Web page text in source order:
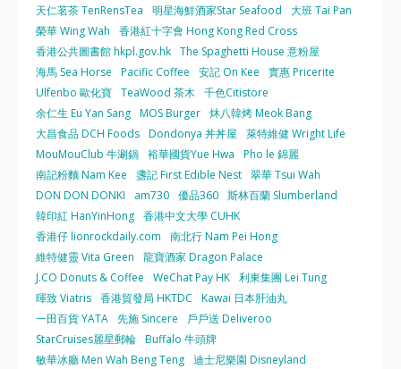
天仁茗茶 TenRensTea 明星海鮮酒家Star Seafood
大班 Tai Pan
榮華 Wing Wah
香港紅十字會 Hong Kong Red Cross
香港公共圖書館 hkpl.gov.hk The Spaghetti House 意粉屋
海馬 Sea Horse
Pacific Coffee 安記 On Kee
實惠 Pricerite
Ulfenbo 歐化寶 TeaWood 茶木 千色Citistore
余仁生 Eu Yan Sang MOS Burger 炑八韓烤 Meok Bang
大昌食品 DCH Foods Dondonya 丼丼屋
萊特維健 Wright Life
MouMouClub 牛涮鍋 裕華國貨Yue Hwa
Pho le 錦麗
南記粉麵 Nam Kee
盞記 First Edible Nest 翠華 Tsui Wah
DON DON DONKI
am730 優品360 斯林百蘭 Slumberland
韓印紅 HanYinHong 香港中文大學 CUHK
香港仔 lionrockdaily.com
南北行 Nam Pei Hong
維特健靈 Vita Green
龍寶酒家 Dragon Palace
J.CO Donuts & Coffee
WeChat Pay HK 利東集團 Lei Tung
暉致 Viatris 香港貿發局 HKTDC
Kawai 日本肝油丸
一田百貨 YATA 先施 Sincere
戶戶送 Deliveroo
StarCruises麗星郵輪 Buffalo 牛頭牌
敏華冰廳 Men Wah Beng Teng 迪士尼樂園 Disneyland